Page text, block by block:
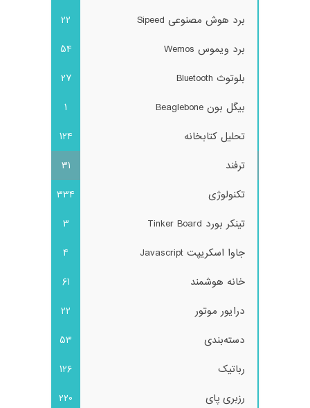
برد هوش مصنوعی Sipeed
22
برد ویموس Wemos
54
بلوتوث Bluetooth
27
بیگل بون Beaglebone
1
تحلیل کتابخانه
124
ترفند
31
تکنولوژی
334
تینکر بورد Tinker Board
3
جاوا اسکریپت Javascript
4
خانه هوشمند
61
درایور موتور
22
دسته‌بندی
53
رباتیک
126
رزبری پای
220